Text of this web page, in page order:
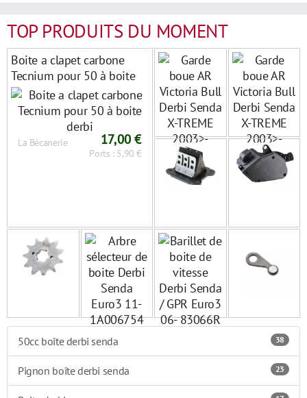
TOP PRODUITS DU MOMENT
Boite a clapet carbone
Tecnium pour 50 à boite
derbi
La Bécanerie 17,00 €
Ports : 5,90 €
38
50cc boîte derbi senda
23
Pignon boîte derbi senda